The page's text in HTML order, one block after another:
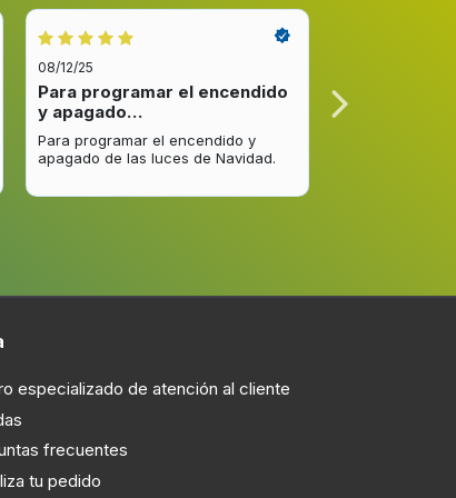
3
3
08/12/25
Para programar el encendido
y apagado…
Para programar el encendido y
apagado de las luces de Navidad.
venta y…
especializado de atención al cliente
frecuentes
tu pedido